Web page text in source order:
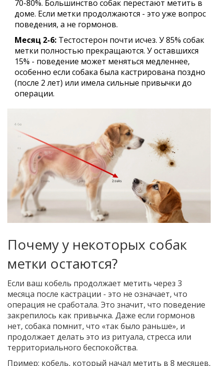
70-80%. Большинство собак перестают метить в
доме. Если метки продолжаются - это уже вопрос
поведения, а не гормонов.
Месяц 2-6: Тестостерон почти исчез. У 85% собак
метки полностью прекращаются. У оставшихся
15% - поведение может меняться медленнее,
особенно если собака была кастрирована поздно
(после 2 лет) или имела сильные привычки до
операции.
Почему у некоторых собак
метки остаются?
Если ваш кобель продолжает метить через 3
месяца после кастрации - это не означает, что
операция не сработала. Это значит, что поведение
закрепилось как привычка. Даже если гормонов
нет, собака помнит, что «так было раньше», и
продолжает делать это из ритуала, стресса или
территориального беспокойства.
Пример: кобель, который начал метить в 8 месяцев,